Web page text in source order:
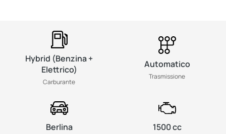
Hybrid (Benzina +
Elettrico)
Carburante
Automatico
Trasmissione
Berlina 1500 cc